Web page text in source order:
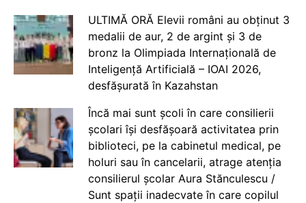
ULTIMĂ ORĂ Elevii români au obținut 3
medalii de aur, 2 de argint și 3 de
bronz la Olimpiada Internațională de
Inteligență Artificială – IOAI 2026,
desfășurată în Kazahstan
Încă mai sunt școli în care consilierii
școlari își desfășoară activitatea prin
biblioteci, pe la cabinetul medical, pe
holuri sau în cancelarii, atrage atenția
consilierul școlar Aura Stănculescu /
Sunt spații inadecvate în care copilul